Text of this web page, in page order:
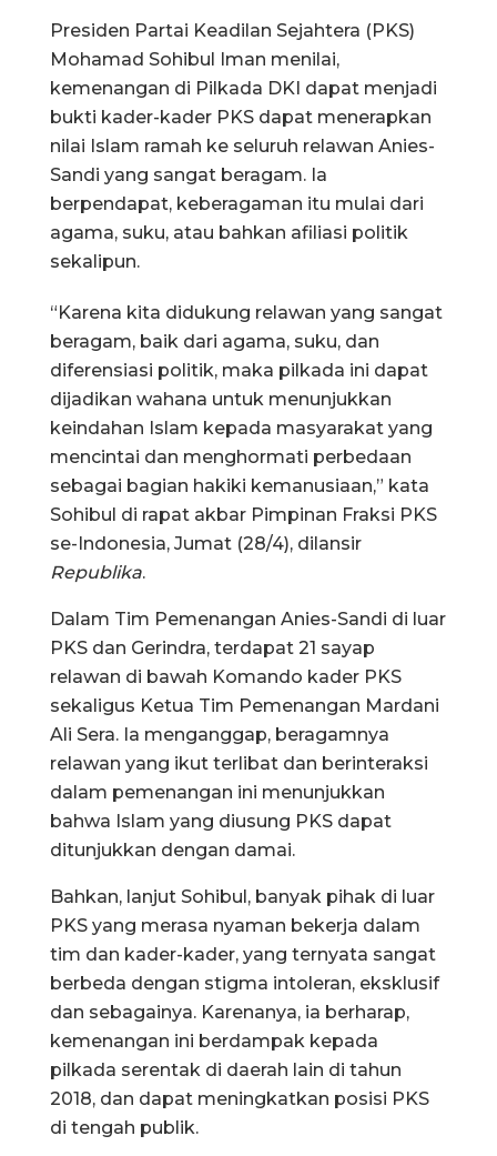
Presiden Partai Keadilan Sejahtera (PKS)
Mohamad Sohibul Iman menilai,
kemenangan di Pilkada DKI dapat menjadi
bukti kader-kader PKS dapat menerapkan
nilai Islam ramah ke seluruh relawan Anies-
Sandi yang sangat beragam. Ia
berpendapat, keberagaman itu mulai dari
agama, suku, atau bahkan afiliasi politik
sekalipun.
“Karena kita didukung relawan yang sangat
beragam, baik dari agama, suku, dan
diferensiasi politik, maka pilkada ini dapat
dijadikan wahana untuk menunjukkan
keindahan Islam kepada masyarakat yang
mencintai dan menghormati perbedaan
sebagai bagian hakiki kemanusiaan,” kata
Sohibul di rapat akbar Pimpinan Fraksi PKS
se-Indonesia, Jumat (28/4), dilansir
Republika.
Dalam Tim Pemenangan Anies-Sandi di luar
PKS dan Gerindra, terdapat 21 sayap
relawan di bawah Komando kader PKS
sekaligus Ketua Tim Pemenangan Mardani
Ali Sera. Ia menganggap, beragamnya
relawan yang ikut terlibat dan berinteraksi
dalam pemenangan ini menunjukkan
bahwa Islam yang diusung PKS dapat
ditunjukkan dengan damai.
Bahkan, lanjut Sohibul, banyak pihak di luar
PKS yang merasa nyaman bekerja dalam
tim dan kader-kader, yang ternyata sangat
berbeda dengan stigma intoleran, eksklusif
dan sebagainya. Karenanya, ia berharap,
kemenangan ini berdampak kepada
pilkada serentak di daerah lain di tahun
2018, dan dapat meningkatkan posisi PKS
di tengah publik.